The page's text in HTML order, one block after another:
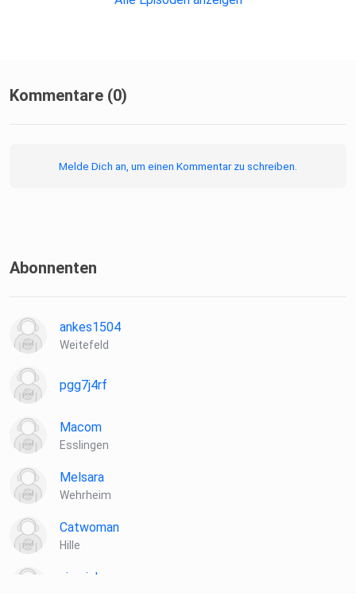
parlament-sexualstrafrecht-100.html
Kommentare (0)
Melde Dich an, um einen Kommentar zu schreiben.
Abonnenten
ankes1504
Weitefeld
pgg7j4rf
Macom
Esslingen
Melsara
Wehrheim
Catwoman
Hille
siemich